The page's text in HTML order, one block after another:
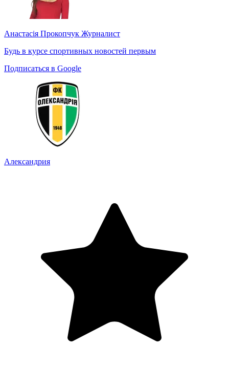
Анастасія Прокопчук Журналист
Будь в курсе спортивных новостей первым
Подписаться в Google
Александрия